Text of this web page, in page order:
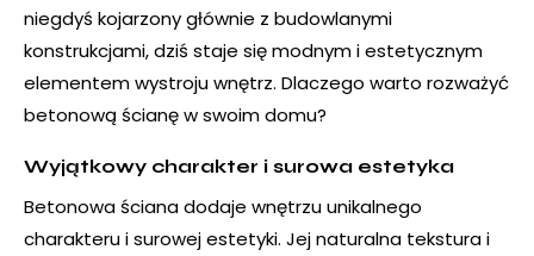
niegdyś kojarzony głównie z budowlanymi
konstrukcjami, dziś staje się modnym i estetycznym
elementem wystroju wnętrz. Dlaczego warto rozważyć
betonową ścianę w swoim domu?
Wyjątkowy charakter i surowa estetyka
Betonowa ściana dodaje wnętrzu unikalnego
charakteru i surowej estetyki. Jej naturalna tekstura i